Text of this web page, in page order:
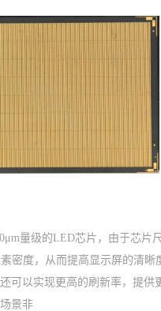
量级的LED芯片，由于芯片
密度，从而提高显示屏的清晰
可以实现更高的刷新率，提供
景非